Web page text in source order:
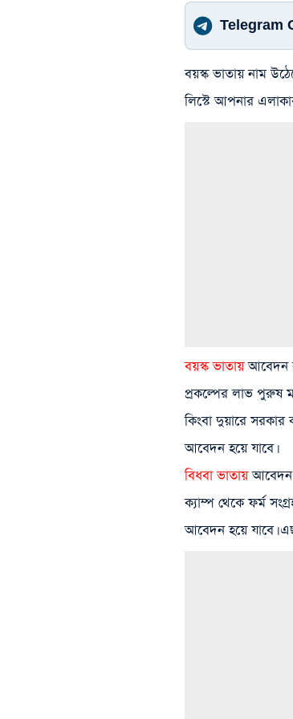
Telegram
বয়স্ক ভাতায় নাম
লিস্টে আপনার
বয়স্ক ভাতায়আবেদন
প্রকল্পের লাভ পুরুষ
কিংবা দুয়ারে
আবেদন হয়ে যাবে।
বিধবা ভাতায়আবেদন
ক্যাম্প থেকে ফর্ম
আবেদন হয়ে যাবে।